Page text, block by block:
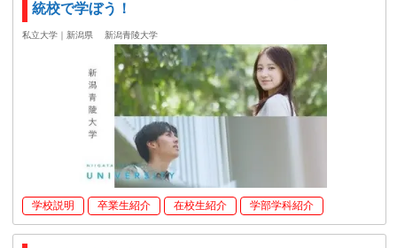
統校で学ぼう！
私立大学｜新潟県 新潟青陵大学
学校説明 卒業生紹介 在校生紹介 学部学科紹介